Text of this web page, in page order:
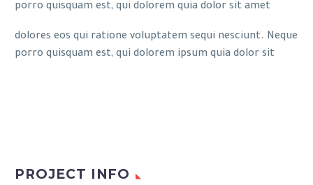
porro quisquam est, qui dolorem quia dolor sit amet
dolores eos qui ratione voluptatem sequi nesciunt. Neque
porro quisquam est, qui dolorem ipsum quia dolor sit
PROJECT INFO